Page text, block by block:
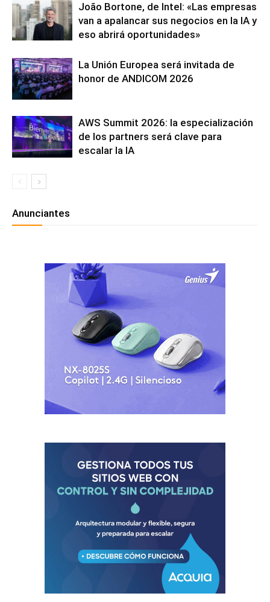
João Bortone, de Intel: «Las empresas
van a apalancar sus negocios en la IA y
eso abrirá oportunidades»
La Unión Europea será invitada de
honor de ANDICOM 2026
AWS Summit 2026: la especialización
de los partners será clave para
escalar la IA
Anunciantes